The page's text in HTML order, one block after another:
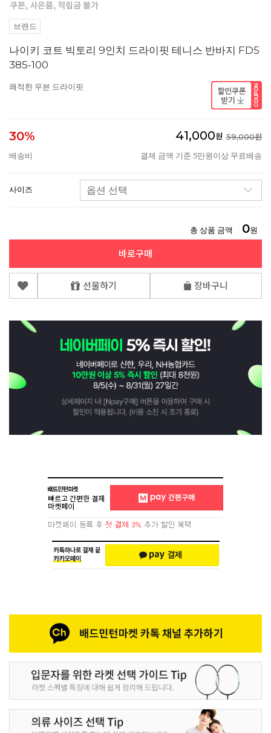
브랜드
나이키 코트 빅토리 9인치 드라이핏 테니스 반바지 FD5
385-100
쾌적한 우븐 드라이핏
30% 41,000원 59,000원
배송비
결제 금액 기준 5만원이상 무료배송
사이즈
총 상품 금액 0원
바로구매
선물하기 장바구니